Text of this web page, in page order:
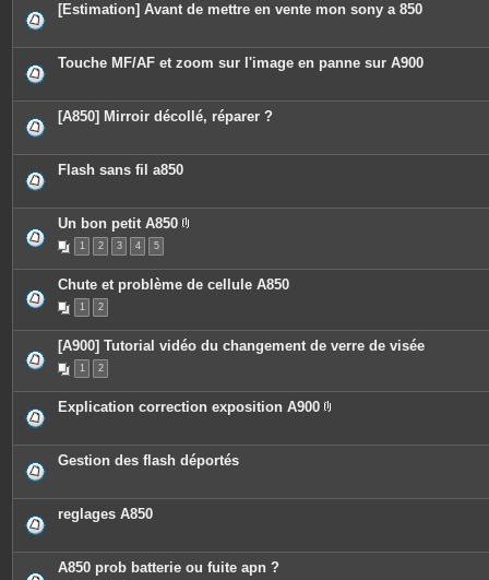
[Estimation] Avant de mettre en vente mon sony a 850
Touche MF/AF et zoom sur l'image en panne sur A900
[A850] Mirroir décollé, réparer ?
Flash sans fil a850
Un bon petit A850
c
e
n
s
1 2 3 4 5
Chute et problème de cellule A850
1 2
[A900] Tutorial vidéo du changement de verre de visée
1 2
Explication correction exposition A900
è
j
t
Gestion des flash déportés
reglages A850
A850 prob batterie ou fuite apn ?